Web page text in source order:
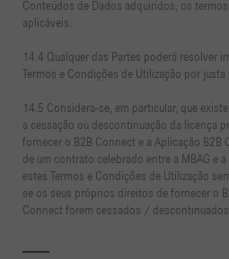
Conteúdos de Dados adquiridos, os
aplicáveis.
14.4 Qualquer das Partes poderá resolver
Termos e Condições de Utilização por justa
14.5 Considera-se, em particular, que
a cessação ou descontinuação da licença
fornecer o B2B Connect e a Aplicação B2B
de um contrato celebrado entre a MBAG e
estes Termos e Condições de Utilização
se os seus próprios direitos de fornecer o
Connect forem cessados / descontinuados